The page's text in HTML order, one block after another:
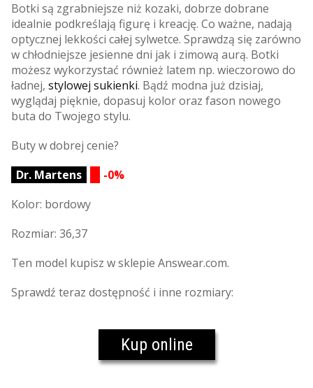
Botki są zgrabniejsze niż kozaki, dobrze dobrane
idealnie podkreślają figurę i kreację. Co ważne, nadają
optycznej lekkości całej sylwetce. Sprawdzą się zarówno
w chłodniejsze jesienne dni jak i zimową aurą. Botki
możesz wykorzystać również latem np. wieczorowo do
ładnej, stylowej sukienki. Bądź modna już dzisiaj,
wyglądaj pięknie, dopasuj kolor oraz fason nowego
buta do Twojego stylu.
Buty w dobrej cenie?
Dr. Martens
-0%
Kolor: bordowy
Rozmiar: 36,37
Ten model kupisz w sklepie Answear.com.
Sprawdź teraz dostępność i inne rozmiary:
Kup online